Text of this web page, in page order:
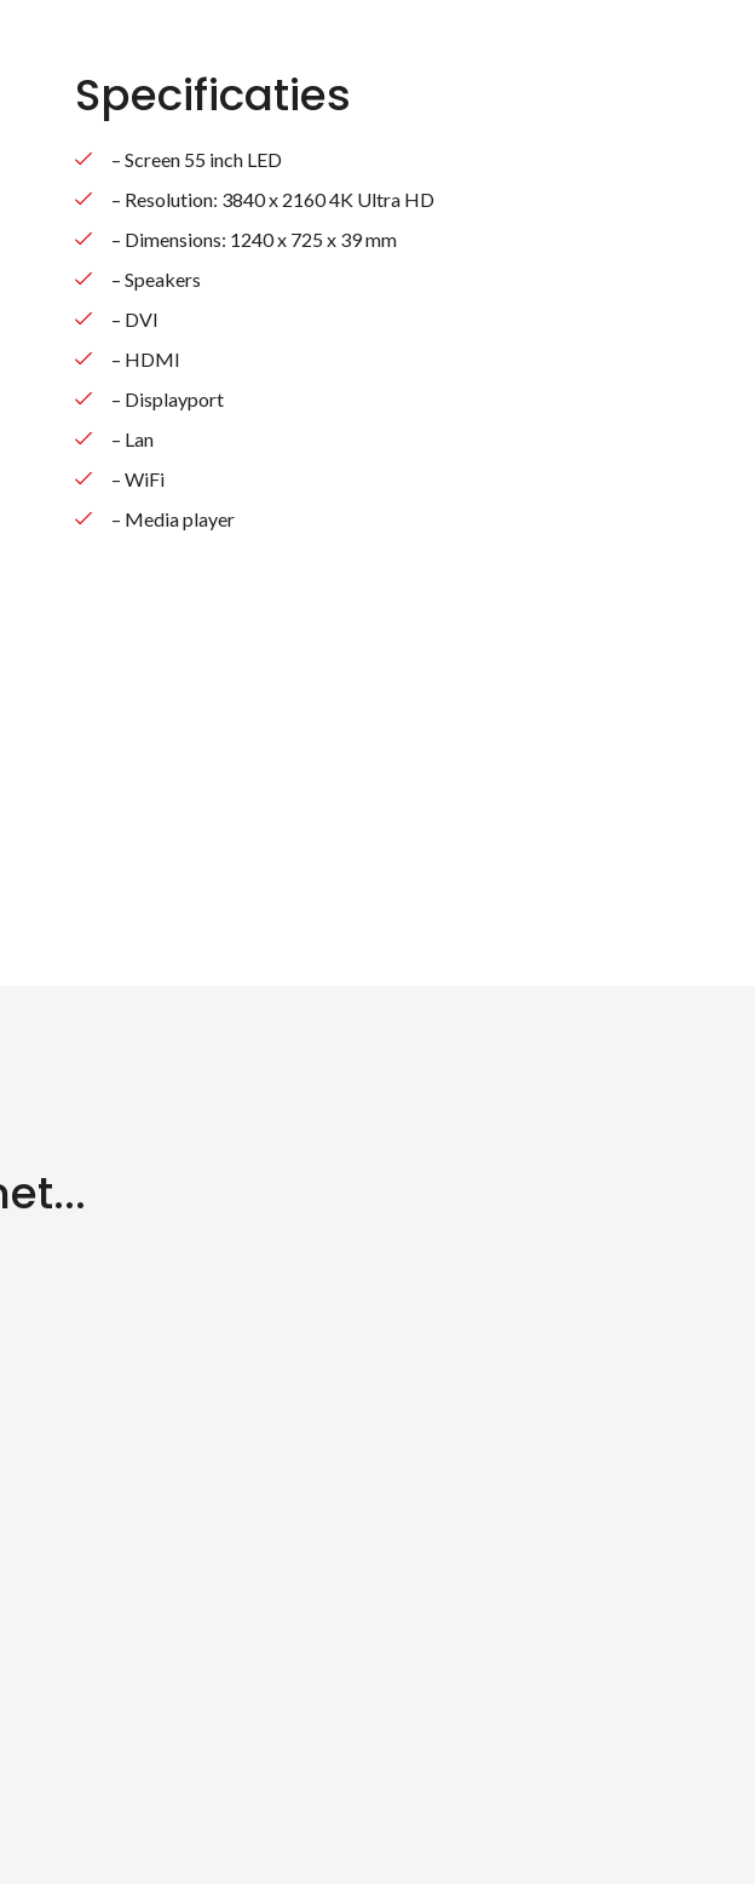
Specificaties
– Screen 55 inch LED
– Resolution: 3840 x 2160 4K Ultra HD
– Dimensions: 1240 x 725 x 39 mm
– Speakers
– DVI
– HDMI
– Displayport
– Lan
– WiFi
– Media player